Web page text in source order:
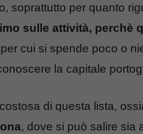
soprattutto per quanto
sulle attività, perchè
per cui si spende poco o
la capitale
di questa lista,
, dove si può salire sia